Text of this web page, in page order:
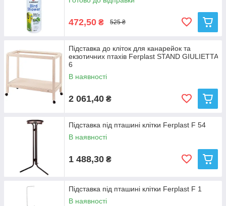
472,50 ₴ 525 ₴
Підставка до кліток для канарейок та
екзотичних птахів Ferplast STAND GIULIETTA
6
В наявності
2 061,40 ₴
Підставка під пташині клітки Ferplast F 54
В наявності
1 488,30 ₴
Підставка під пташині клітки Ferplast F 1
В наявності